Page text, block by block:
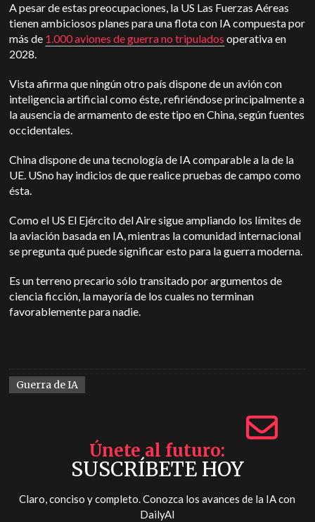
A pesar de estas preocupaciones, la US Las Fuerzas Aéreas
tienen ambiciosos planes para una flota con IA compuesta por
más de 1.000 aviones de guerra no tripulados operativa en
2028.
Vista afirma que ningún otro país dispone de un avión con
inteligencia artificial como éste, refiriéndose principalmente a
la ausencia de armamento de este tipo en China, según fuentes
occidentales.
China dispone de una tecnología de IA comparable a la de la
UE. USno hay indicios de que realice pruebas de campo como
ésta.
Como el US El Ejército del Aire sigue ampliando los límites de
la aviación basada en IA, mientras la comunidad internacional
se pregunta qué puede significar esto para la guerra moderna.
Es un terreno precario sólo transitado por argumentos de
ciencia ficción, la mayoría de los cuales no terminan
favorablemente para nadie.
Guerra de IA
Únete al futuro
SUSCRÍBETE HOY
Claro, conciso y completo. Conozca los avances de la IA con
DailyAI